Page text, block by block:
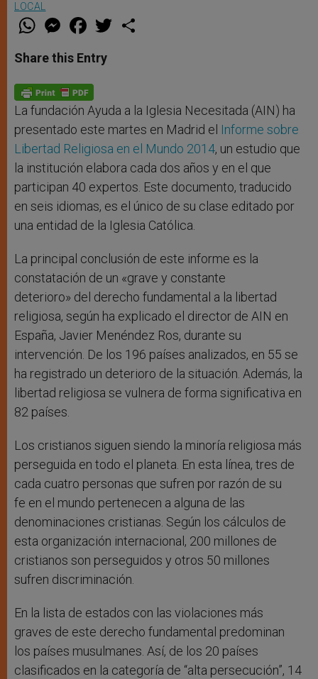
LOCAL
W
t
s
p
p
M
e
s
e
g
e
r
F
a
e
b
o
k
w
Share this Entry
La fundación Ayuda a la Iglesia Necesitada (AIN) ha
presentado este martes en Madrid el Informe sobre
Libertad Religiosa en el Mundo 2014, un estudio que
la institución elabora cada dos años y en el que
participan 40 expertos. Este documento, traducido
en seis idiomas, es el único de su clase editado por
una entidad de la Iglesia Católica.
La principal conclusión de este informe es la
constatación de un «grave y constante
deterioro» del derecho fundamental a la libertad
religiosa, según ha explicado el director de AIN en
España, Javier Menéndez Ros, durante su
intervención. De los 196 países analizados, en 55 se
ha registrado un deterioro de la situación. Además, la
libertad religiosa se vulnera de forma significativa en
82 países.
Los cristianos siguen siendo la minoría religiosa más
perseguida en todo el planeta. En esta línea, tres de
cada cuatro personas que sufren por razón de su
fe en el mundo pertenecen a alguna de las
denominaciones cristianas. Según los cálculos de
esta organización internacional, 200 millones de
cristianos son perseguidos y otros 50 millones
sufren discriminación.
En la lista de estados con las violaciones más
graves de este derecho fundamental predominan
los países musulmanes. Así, de los 20 países
clasificados en la categoría de “alta persecución”, 14